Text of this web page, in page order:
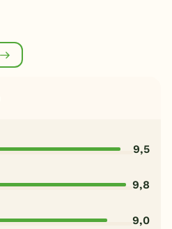
9,5
9,8
9,0